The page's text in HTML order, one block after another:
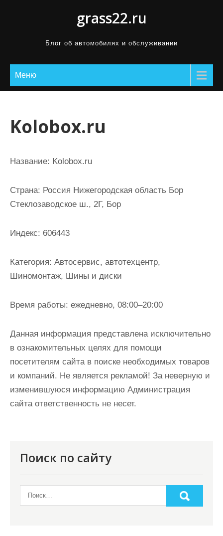
а
grass22.ru
Блог об автомобилях и обслуживании
Меню
Kolobox.ru
Название: Kolobox.ru
Страна: Россия Нижегородская область Бор
Стеклозаводское ш., 2Г, Бор
Индекс: 606443
Категория: Автосервис, автотехцентр,
Шиномонтаж, Шины и диски
Время работы: ежедневно, 08:00–20:00
Данная информация представлена исключительно
в ознакомительных целях для помощи
посетителям сайта в поиске необходимых товаров
и компаний. Не является рекламой! За неверную и
изменившуюся информацию Администрация
сайта ответственность не несет.
Поиск по сайту